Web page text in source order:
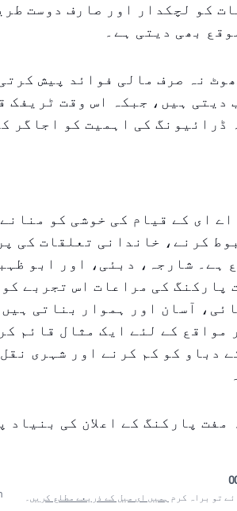
کو لچکدار اور صارف دوست
بھی دیتی ہے۔
نہ صرف مالی فوائد پیش
دیتی ہیں، جبکہ اس وقت ٹریفک
ڈرائیونگ کی اہمیت کو اجاگر
اے ای کے قیام کی خوشی کو
کرنے، خاندانی تعلقات کی
ہے۔ شارجہ، دبئی، اور ابو
پارکنگ کی مراعات اس تجربے
آسان اور ہموار بناتی
مواقع کے لئے ایک مثال قائم
دباو کو کم کرنے اور شہری
پارکنگ کے اعلان کی بنیاد
تو براہ کرم ہمیں ای میل کے ذریعے مطلع کریں۔